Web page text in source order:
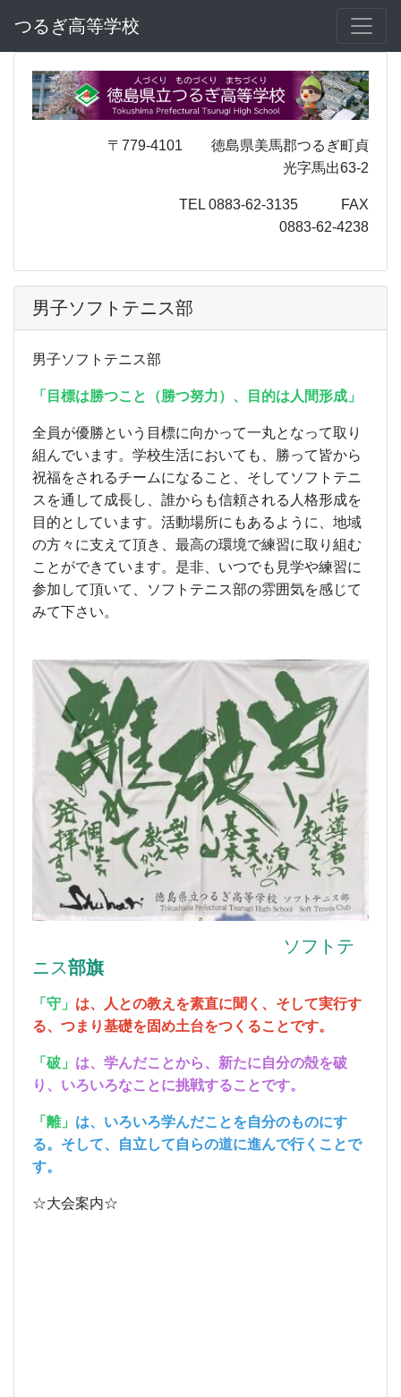
つるぎ高等学校
〒779-4101 徳島県美馬郡つるぎ町貞
光字馬出63-2
TEL 0883-62-3135 FAX
0883-62-4238
男子ソフトテニス部
男子ソフトテニス部
「目標は勝つこと（勝つ努力）、目的は人間形成」
全員が優勝という目標に向かって一丸となって取り
組んでいます。学校生活においても、勝って皆から
祝福をされるチームになること、そしてソフトテニ
スを通して成長し、誰からも信頼される人格形成を
目的としています。活動場所にもあるように、地域
の方々に支えて頂き、最高の環境で練習に取り組む
ことができています。是非、いつでも見学や練習に
参加して頂いて、ソフトテニス部の雰囲気を感じて
みて下さい。
ソフトテ
ニス部旗
「守」 は、人との教えを素直に聞く、そして実行す
る、つまり基礎を固め土台をつくることです。
「破」 は、学んだことから、新たに自分の殻を破
り、いろいろなことに挑戦することです。
「離」 は、いろいろ学んだことを自分のものにす
る。そして、自立して自らの道に進んで行くことで
す。
☆大会案内☆